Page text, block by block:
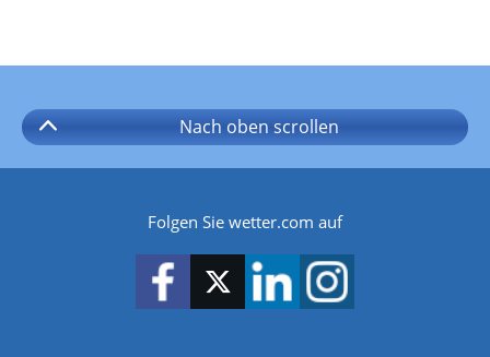
Nach oben scrollen
Folgen Sie wetter.com auf